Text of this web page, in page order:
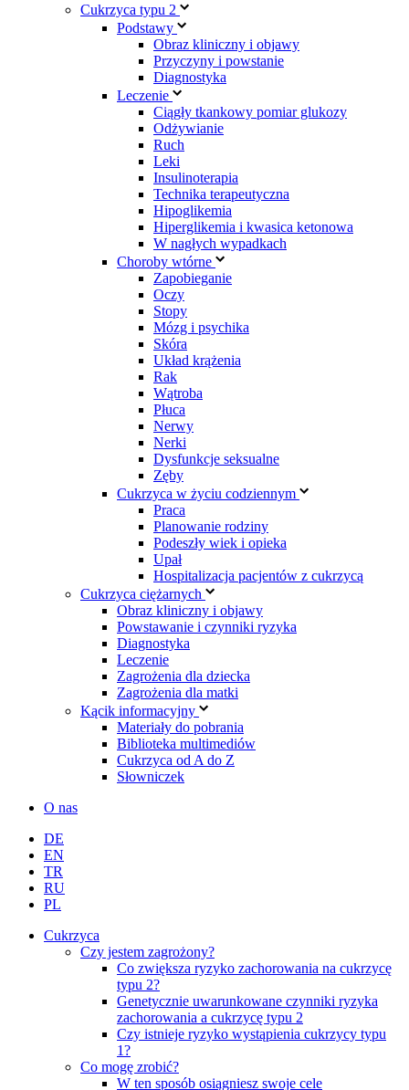
Cukrzyca typu 2
Podstawy
Obraz kliniczny i objawy
Przyczyny i powstanie
Diagnostyka
Leczenie
Ciągły tkankowy pomiar glukozy
Odżywianie
Ruch
Leki
Insulinoterapia
Technika terapeutyczna
Hipoglikemia
Hiperglikemia i kwasica ketonowa
W nagłych wypadkach
Choroby wtórne
Zapobieganie
Oczy
Stopy
Mózg i psychika
Skóra
Układ krążenia
Rak
Wątroba
Płuca
Nerwy
Nerki
Dysfunkcje seksualne
Zęby
Cukrzyca w życiu codziennym
Praca
Planowanie rodziny
Podeszły wiek i opieka
Upał
Hospitalizacja pacjentów z cukrzycą
Cukrzyca ciężarnych
Obraz kliniczny i objawy
Powstawanie i czynniki ryzyka
Diagnostyka
Leczenie
Zagrożenia dla dziecka
Zagrożenia dla matki
Kącik informacyjny
Materiały do pobrania
Biblioteka multimediów
Cukrzyca od A do Z
Słowniczek
O nas
DE
EN
TR
RU
PL
Cukrzyca
Czy jestem zagrożony?
Co zwiększa ryzyko zachorowania na cukrzycę
typu 2?
Genetycznie uwarunkowane czynniki ryzyka
zachorowania a cukrzycę typu 2
Czy istnieje ryzyko wystąpienia cukrzycy typu
1?
Co mogę zrobić?
W ten sposób osiągniesz swoje cele